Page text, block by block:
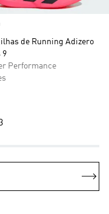
de Running Adizero
9
Performance